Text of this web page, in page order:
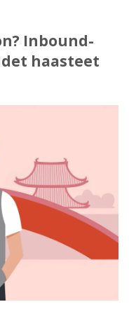
Inbound-
haasteet